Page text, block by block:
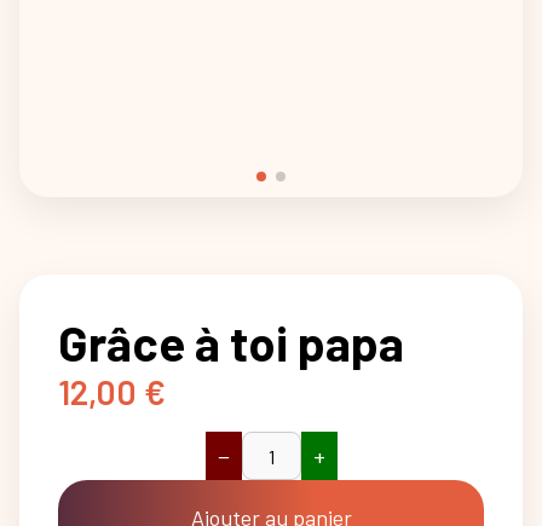
Grâce à toi papa
12,00 €
quantité
Grâce
− +
Ajouter au panier